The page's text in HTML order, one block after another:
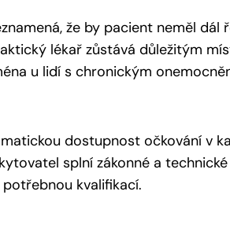
že by pacient neměl dál
lékař zůstává důležitým
u lidí s chronickým
dostupnost očkování v
splní zákonné a
kvalifikací.